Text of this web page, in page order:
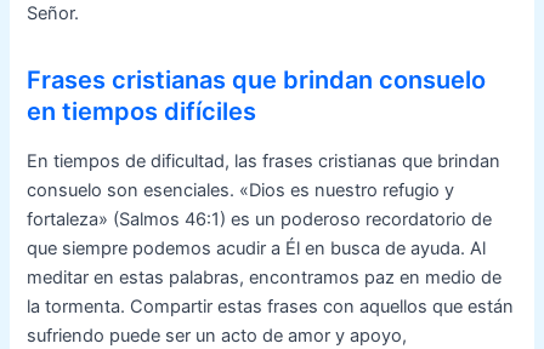
Señor.
Frases cristianas que brindan consuelo
en tiempos difíciles
En tiempos de dificultad, las frases cristianas que brindan
consuelo son esenciales. «Dios es nuestro refugio y
fortaleza» (Salmos 46:1) es un poderoso recordatorio de
que siempre podemos acudir a Él en busca de ayuda. Al
meditar en estas palabras, encontramos paz en medio de
la tormenta. Compartir estas frases con aquellos que están
sufriendo puede ser un acto de amor y apoyo,